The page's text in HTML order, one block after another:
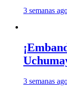
3 semanas
3 semanas